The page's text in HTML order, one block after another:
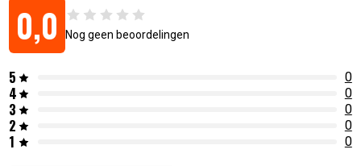
0,0 Nog geen beoordelingen
5 0
4 0
3 0
2 0
1 0